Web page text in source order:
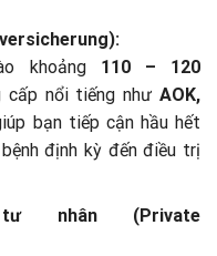
khoảng 110 – 120
cấp nổi tiếng như AOK,
bạn tiếp cận hầu hết
định kỳ đến điều trị
(Private